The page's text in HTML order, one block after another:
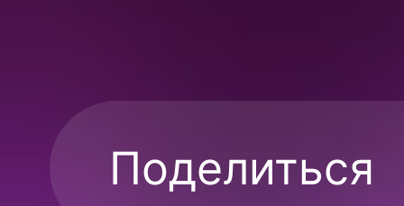
Поделиться